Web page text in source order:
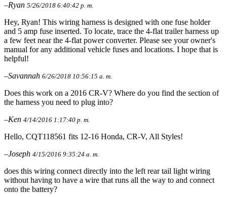
–Ryan 5/26/2018 6:40:42 p. m.
Hey, Ryan! This wiring harness is designed with one fuse holder
and 5 amp fuse inserted. To locate, trace the 4-flat trailer harness up
a few feet near the 4-flat power converter. Please see your owner's
manual for any additional vehicle fuses and locations. I hope that is
helpful!
–Savannah 6/26/2018 10:56:15 a. m.
Does this work on a 2016 CR-V? Where do you find the section of
the harness you need to plug into?
–Ken 4/14/2016 1:17:40 p. m.
Hello, CQT118561 fits 12-16 Honda, CR-V, All Styles!
–Joseph 4/15/2016 9:35:24 a. m.
does this wiring connect directly into the left rear tail light wiring
without having to have a wire that runs all the way to and connect
onto the battery?